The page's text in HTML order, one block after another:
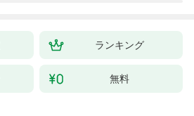
ランキング
無料